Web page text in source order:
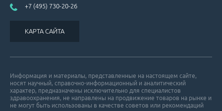
+7 (495) 730-20-26
КАРТА САЙТА
Информация и материалы, представленные на настоящем сайте,
носят научный, справочно-информационный и аналитический
характер, предназначены исключительно для специалистов
здравоохранения, не направлены на продвижение товаров на рынке и
не могут быть использованы в качестве советов или рекомендаций